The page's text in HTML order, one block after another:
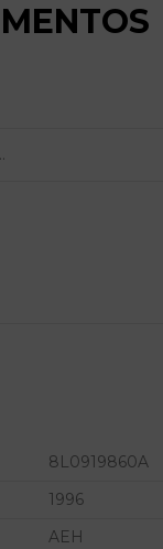
8L0919860A
1996
AEH